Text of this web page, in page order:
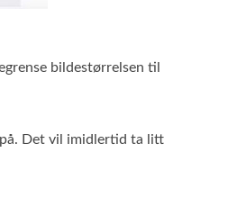
bildestørrelsen til
Det vil imidlertid ta litt